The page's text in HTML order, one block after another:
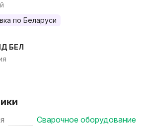
по Беларуси
БЕЛ
Сварочное оборудование